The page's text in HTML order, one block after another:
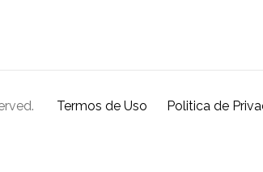
Termos de Uso Politica de